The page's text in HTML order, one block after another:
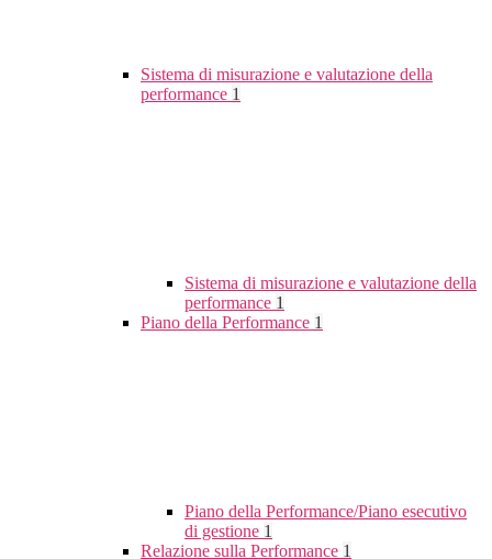
Sistema di misurazione e valutazione della
performance 1
Sistema di misurazione e valutazione della
performance 1
Piano della Performance 1
Piano della Performance/Piano esecutivo
di gestione 1
Relazione sulla Performance 1